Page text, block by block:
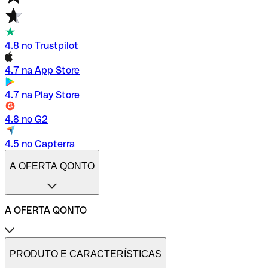
4.8 no Trustpilot
4.7 na App Store
4.7 na Play Store
4.8 no G2
4.5 no Capterra
A OFERTA QONTO
A OFERTA QONTO
Tarifas
Conta profissional online
PRODUTO E CARACTERÍSTICAS